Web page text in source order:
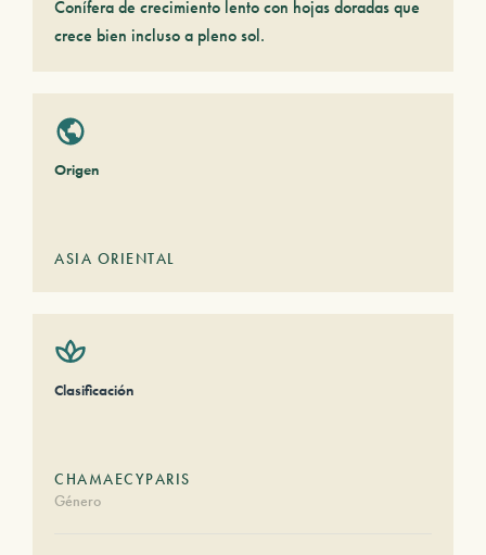
Conífera de crecimiento lento con hojas doradas que
crece bien incluso a pleno sol.
Origen
ASIA ORIENTAL
Clasificación
CHAMAECYPARIS
Género